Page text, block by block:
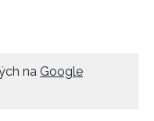
na Google